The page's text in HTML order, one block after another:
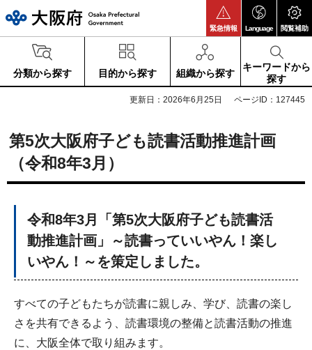
緊急情報 Language 閲覧補助
分類から探す 目的から探す 組織から探す
キーワードから
探す
更新日：2026年6月25日 ページID：127445
第5次大阪府子ども読書活動推進計画
（令和8年3月）
令和8年3月「第5次大阪府子ども読書活
動推進計画」～読書っていいやん！楽し
いやん！～を策定しました。
すべての子どもたちが読書に親しみ、学び、読書の楽し
さを共有できるよう、読書環境の整備と読書活動の推進
に、大阪全体で取り組みます。